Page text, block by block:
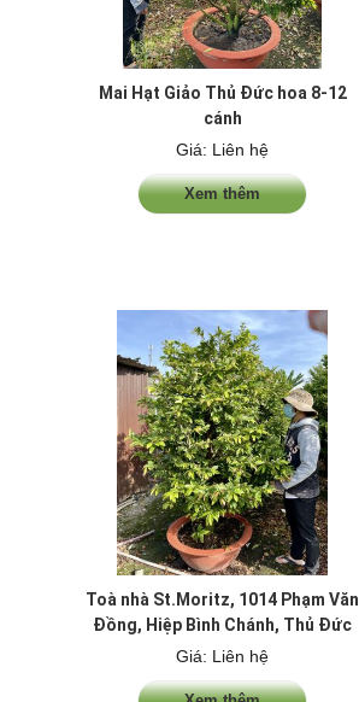
Mai Hạt Giảo Thủ Đức hoa 8-12
cánh
Giá: Liên hệ
Xem thêm
Toà nhà St.Moritz, 1014 Phạm Văn
Đồng, Hiệp Bình Chánh, Thủ Đức
Giá: Liên hệ